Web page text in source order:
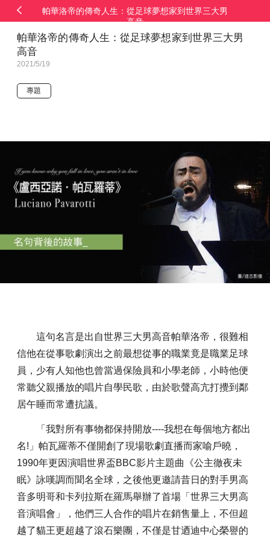
帕華洛帝的傳奇人生：從足球夢想家到世界三大男
高音
帕華洛帝的傳奇人生：從足球夢想家到世界三大男
高音
2021/5/19
專題
這句名言是出自世界三大男高音帕華洛帝，很難相
信他在從事歌劇演出之前最想從事的職業竟是職業足球
員，少有人知他也曾當過保險員和小學老師，小時他便
常聽父親播放的唱片自學民歌，由於歌聲高亢打攪到鄰
居午睡而常遭抗議。
「我對所有事物都保持開放----我想在每個地方都出
名!」帕瓦羅蒂不僅開創了現場歌劇直播而家喻戶曉，
1990年更因演唱世界盃BBC影片主題曲《公主徹夜未
眠》詠嘆調而聞名全球，之後他更邀請昔日的對手男高
音多明哥和卡列拉斯在羅馬舉辦了首場「世界三大男高
音演唱會」，他們三人合作的唱片在銷售量上，不但超
越了貓王更超越了滾石樂團，不僅是甘迺迪中心榮譽的